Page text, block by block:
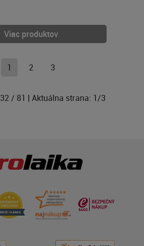
Viac produktov
1 2 3
32/ 81 | Aktuálna strana: 1/3